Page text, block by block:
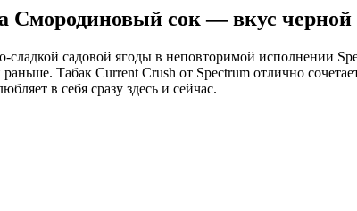
Смородиновый сок — вкус
садовой ягоды в неповторимой исполнении
Табак Current Crush от Spectrum отлично
в себя сразу здесь и сейчас.